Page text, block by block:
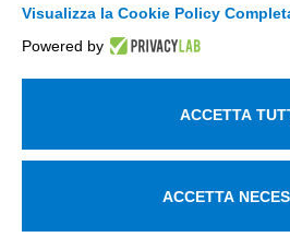
Lavora con noi
questo sito noi assumiamo
Visualizza la Cookie Policy
Powered by
ACCETTA
ACCETTA